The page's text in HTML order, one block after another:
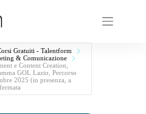
Gratuiti - Talentform
& Comunicazione
e Content Creation,
GOL Lazio, Percorso
2025 (in presenza, a